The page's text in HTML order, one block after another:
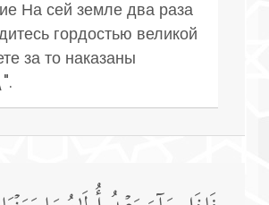
На сей земле два раза
гордостью великой
за то наказаны